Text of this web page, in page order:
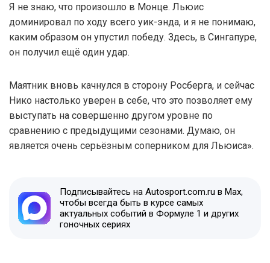
Я не знаю, что произошло в Монце. Льюис
доминировал по ходу всего уик-энда, и я не понимаю,
каким образом он упустил победу. Здесь, в Сингапуре,
он получил ещё один удар.
Маятник вновь качнулся в сторону Росберга, и сейчас
Нико настолько уверен в себе, что это позволяет ему
выступать на совершенно другом уровне по
сравнению с предыдущими сезонами. Думаю, он
является очень серьёзным соперником для Льюиса».
Подписывайтесь на Autosport.com.ru в Max,
чтобы всегда быть в курсе самых
актуальных событий в Формуле 1 и других
гоночных сериях